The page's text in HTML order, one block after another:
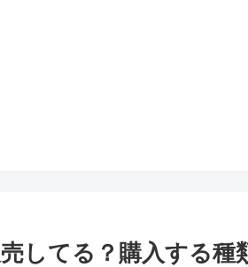
してる？購入する種